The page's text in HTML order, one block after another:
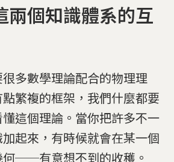
兩個知識體系的互
多數學理論配合的物理理
繁複的框架，我們什麼都要
這個理論。當你把許多不一
起來，有時候就會在某一個
──有意想不到的收穫。